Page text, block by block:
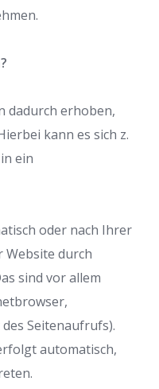
dadurch erhoben,
kann es sich z.
ein
oder nach Ihrer
Website durch
sind vor allem
Seitenaufrufs).
automatisch,